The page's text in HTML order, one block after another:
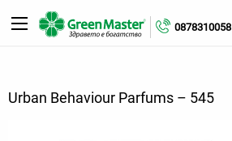
0878310058
Urban Behaviour Parfums – 545